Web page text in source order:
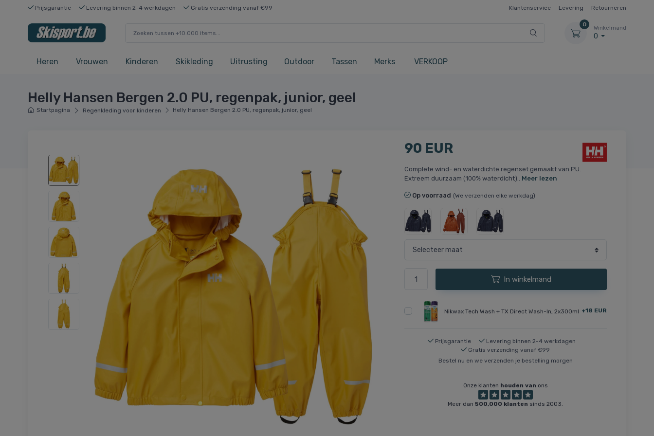
Prijsgarantie Levering binnen 2-4 werkdagen Gratis verzending vanaf €99 Klantenservice Levering Retourneren
0
Winkelmand
0
Heren Vrouwen Kinderen Skikleding Uitrusting Outdoor Tassen Merks VERKOOP
Helly Hansen Bergen 2.0 PU, regenpak, junior, geel
Startpagina Regenkleding voor kinderen Helly Hansen Bergen 2.0 PU, regenpak, junior, geel
90 EUR
Complete wind- en waterdichte regenset gemaakt van PU.
Extreem duurzaam (100% waterdicht).. Meer lezen
Op voorraad (We verzenden elke werkdag)
In winkelmand
Nikwax Tech Wash + TX Direct Wash-In, 2x300ml +18 EUR
Prijsgarantie
Levering binnen 2-4 werkdagen
Gratis verzending vanaf €99
Bestel nu en we verzenden je bestelling morgen
Onze klanten houden van ons
Meer dan500,000 klanten sinds 2003.